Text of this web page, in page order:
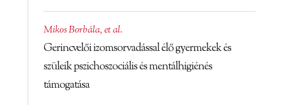
Mikos Borbála,et al.
Gerincvelői izomsorvadással élő gyermekek és
szüleik pszichoszociális és mentálhigiénés
támogatása